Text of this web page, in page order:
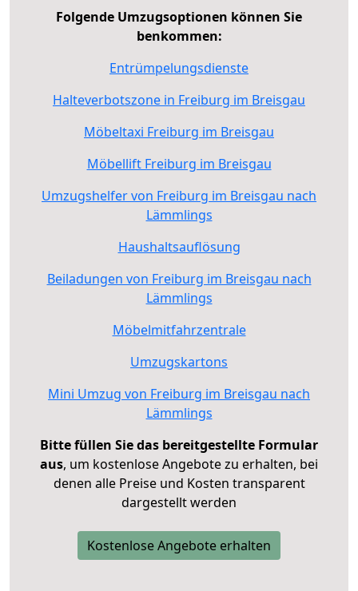
Folgende Umzugsoptionen können Sie
benkommen:
Entrümpelungsdienste
Halteverbotszone in Freiburg im Breisgau
Möbeltaxi Freiburg im Breisgau
Möbellift Freiburg im Breisgau
Umzugshelfer von Freiburg im Breisgau nach
Lämmlings
Haushaltsauflösung
Beiladungen von Freiburg im Breisgau nach
Lämmlings
Möbelmitfahrzentrale
Umzugskartons
Mini Umzug von Freiburg im Breisgau nach
Lämmlings
Bitte füllen Sie das bereitgestellte Formular
aus, um kostenlose Angebote zu erhalten, bei
denen alle Preise und Kosten transparent
dargestellt werden
Kostenlose Angebote erhalten